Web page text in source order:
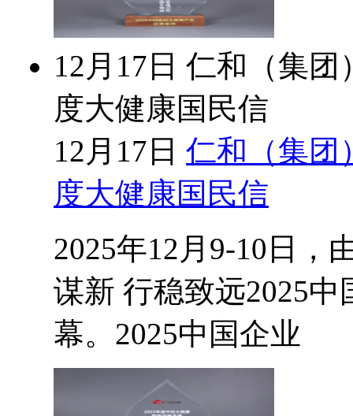
12月17日 仁和（集团
度大健康国民信
12月17日 仁和（集团
度大健康国民信
2025年12月9-10日，
谋新 行稳致远2025
幕。2025中国企业